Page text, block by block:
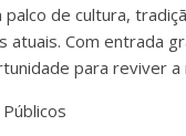
de cultura,
atuais. Com entrada
para reviver